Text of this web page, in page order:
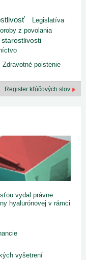
Legislatíva
z povolania
Zdravotné poistenie
Register kľúčových slov
vydal právne
hyalurónovej v rámci
vyšetrení